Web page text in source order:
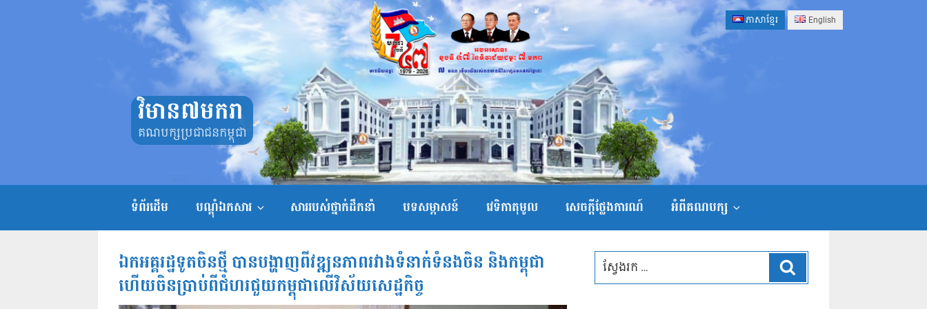
ភាសាខ្មែរ English
វិមាន៧មករា
គណបក្សប្រជាជនកម្ពុជា
ទំព័រដើម បណ្តុំឯកសារ សាររបស់ថ្នាក់ដឹកនាំ បទសម្ភាសន៍ វេទិកាតុមូល សេចក្ដីថ្លែងការណ៍ អំពីគណបក្ស
ឯកអគ្គរដ្ឋទូតចិនថ្មី បានបង្ហាញពីវឌ្ឍនភាពរវាងទំនាក់ទំនងចិន និងកម្ពុជា
ហើយចិនប្រាប់ពីជំហរ​ជួយកម្ពុជាលើវិស័យសេដ្ឋកិច្ច